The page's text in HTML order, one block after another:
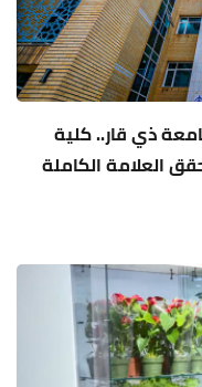
ذي قار.. كلية
العلامة الكاملة